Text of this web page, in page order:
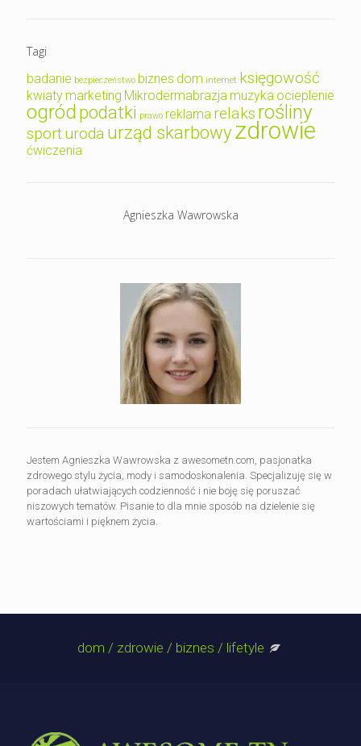
Tagi
badanie bezpieczeństwo biznes dom internet księgowość
kwiaty marketing Mikrodermabrazja muzyka ocieplenie
ogródpodatki prawo reklama relaks rośliny
sporturoda urząd skarbowyzdrowie
ćwiczenia
Agnieszka Wawrowska
Jestem Agnieszka Wawrowska z awesometn.com, pasjonatka
zdrowego stylu życia, mody i samodoskonalenia. Specjalizuję się w
poradach ułatwiających codzienność i nie boję się poruszać
niszowych tematów. Pisanie to dla mnie sposób na dzielenie się
wartościami i pięknem życia.
dom / zdrowie / biznes / lifetyle